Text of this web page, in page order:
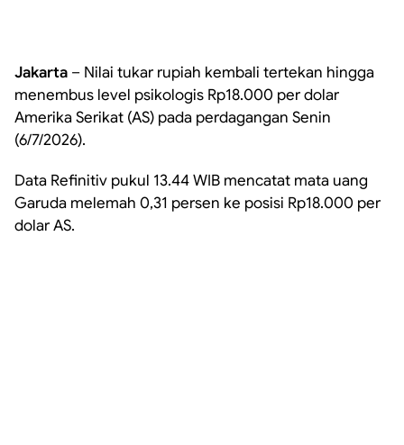
Jakarta – Nilai tukar rupiah kembali tertekan hingga
menembus level psikologis Rp18.000 per dolar
Amerika Serikat (AS) pada perdagangan Senin
(6/7/2026).
Data Refinitiv pukul 13.44 WIB mencatat mata uang
Garuda melemah 0,31 persen ke posisi Rp18.000 per
dolar AS.